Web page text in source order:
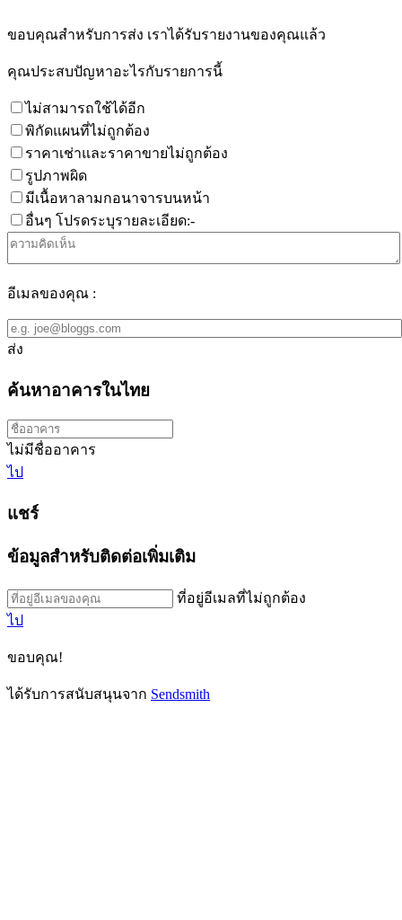
ขอบคุณสำหรับการส่ง เราได้รับรายงานของคุณแล้ว
คุณประสบปัญหาอะไรกับรายการนี้
ไม่สามารถใช้ได้อีก
พิกัดแผนที่ไม่ถูกต้อง
ราคาเช่าและราคาขายไม่ถูกต้อง
รูปภาพผิด
มีเนื้อหาลามกอนาจารบนหน้า
อื่นๆ โปรดระบุรายละเอียด:-
อีเมลของคุณ :
ส่ง
ค้นหาอาคารในไทย
ไม่มีชื่ออาคาร
ไป
แชร์
ข้อมูลสำหรับติดต่อเพิ่มเติม
ที่อยู่อีเมลที่ไม่ถูกต้อง
ไป
ขอบคุณ!
ได้รับการสนับสนุนจาก Sendsmith